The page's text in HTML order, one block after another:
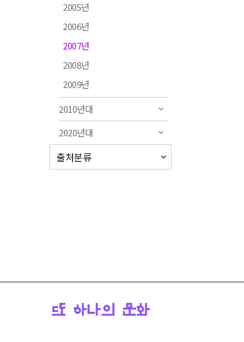
2005년
2006년
2007년
2008년
2009년
2010년대
2020년대
출처분류